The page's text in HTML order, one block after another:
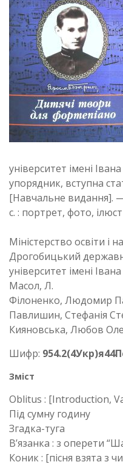
університет імені
упорядник, вступна
[Навчальне видання].
c. : портрет, фото,
Міністерство освіти і
Дрогобицький
університет імені
Масол, Л.
Філоненко, Людомир
Павлишин, Стефанія
Кияновська, Любов
Шифр:
Зміст
Oblitus : [Introduction,
Під сумну годину
Згадка-туга
В’язанка : з оперети
Коник : [пісня взята з